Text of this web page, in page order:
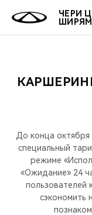
ЧЕРИ
КРОССОВЕРЫ
СЕДАНЫ
КРЕДИТ И
ЗАПЧАСТИ И
ПОДДЕРЖКА
О БРЕНДЕ
CHERY В СОЦСЕТЯХ
КРЕДИТ
МЫ В СОЦСЕТЯХ
КАРШЕРИНГ
До конца октября
специальный
режиме
«Ожидание» 24
пользователей
сэкономить